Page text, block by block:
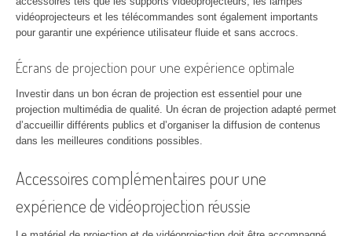
vidéoprojecteurs et les télécommandes sont également importants
pour garantir une expérience utilisateur fluide et sans accrocs.
Écrans de projection pour une expérience optimale
Investir dans un bon écran de projection est essentiel pour une
projection multimédia de qualité. Un écran de projection adapté permet
d’accueillir différents publics et d’organiser la diffusion de contenus
dans les meilleures conditions possibles.
Accessoires complémentaires pour une
expérience de vidéoprojection réussie